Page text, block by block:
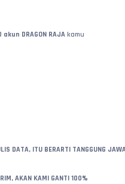
akun DRAGON RAJA kamu
DATA, ITU BERARTI TANGGUNG
AKAN KAMI GANTI 100%